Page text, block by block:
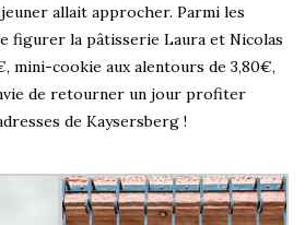
allait approcher. Parmi les
figurer la pâtisserie Laura et Nicolas
mini-cookie aux alentours de 3,80€,
de retourner un jour profiter
de Kaysersberg !